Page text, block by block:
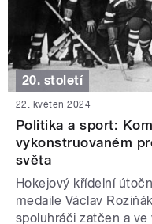
20. století
22. květen 2024
Politika a sport:
vykonstruovaném
světa
Hokejový křídelní
medaile Václav
spoluhráči zatčen a